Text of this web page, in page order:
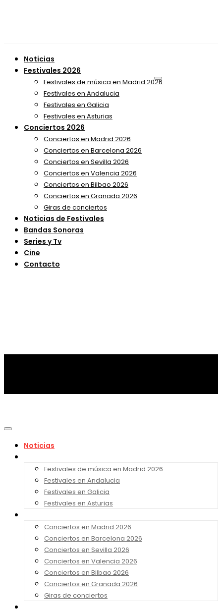
Noticias
Festivales 2026
Festivales de música en Madrid 2026
Festivales en Andalucia
Festivales en Galicia
Festivales en Asturias
Conciertos 2026
Conciertos en Madrid 2026
Conciertos en Barcelona 2026
Conciertos en Sevilla 2026
Conciertos en Valencia 2026
Conciertos en Bilbao 2026
Conciertos en Granada 2026
Giras de conciertos
Noticias de Festivales
Bandas Sonoras
Series y Tv
Cine
Contacto
Noticias
Festivales de música en Madrid 2026
Festivales en Andalucia
Festivales en Galicia
Festivales en Asturias
Conciertos en Madrid 2026
Conciertos en Barcelona 2026
Conciertos en Sevilla 2026
Conciertos en Valencia 2026
Conciertos en Bilbao 2026
Conciertos en Granada 2026
Giras de conciertos